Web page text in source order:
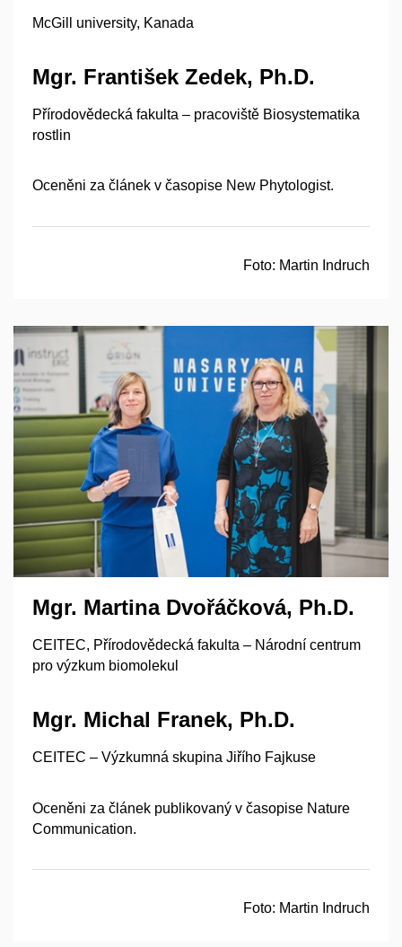
McGill university, Kanada
Mgr. František Zedek, Ph.D.
Přírodovědecká fakulta – pracoviště Biosystematika
rostlin
Oceněni za článek v časopise New Phytologist.
Foto: Martin Indruch
Mgr. Martina Dvořáčková, Ph.D.
CEITEC, Přírodovědecká fakulta – Národní centrum
pro výzkum biomolekul
Mgr. Michal Franek, Ph.D.
CEITEC – Výzkumná skupina Jiřího Fajkuse
Oceněni za článek publikovaný v časopise Nature
Communication.
Foto: Martin Indruch